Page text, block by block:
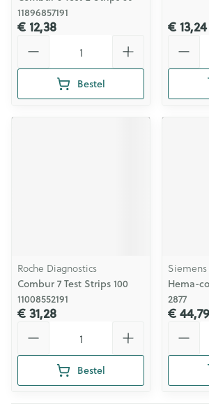
11896857191
€ 12,38
Bestel
€ 13,24
Roche Diagnostics
Combur 7 Test Strips 100
11008552191
€ 31,28
Bestel
Siemens
Hema-
2877
€ 44,79